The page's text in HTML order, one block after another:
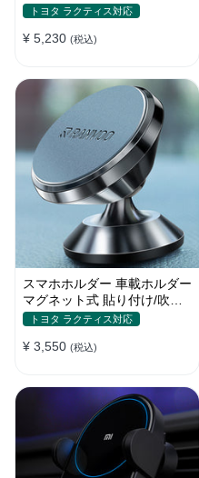
角度調整 360°回転な台座 車
手操作 カー用品 全機種対応
トヨタ ラクティス対応
¥ 5,230 (税込)
スマホホルダー 車載ホルダー
マグネット式 貼り付け/吹き
出し口 合金 多機種対応
トヨタ ラクティス対応
¥ 3,550 (税込)